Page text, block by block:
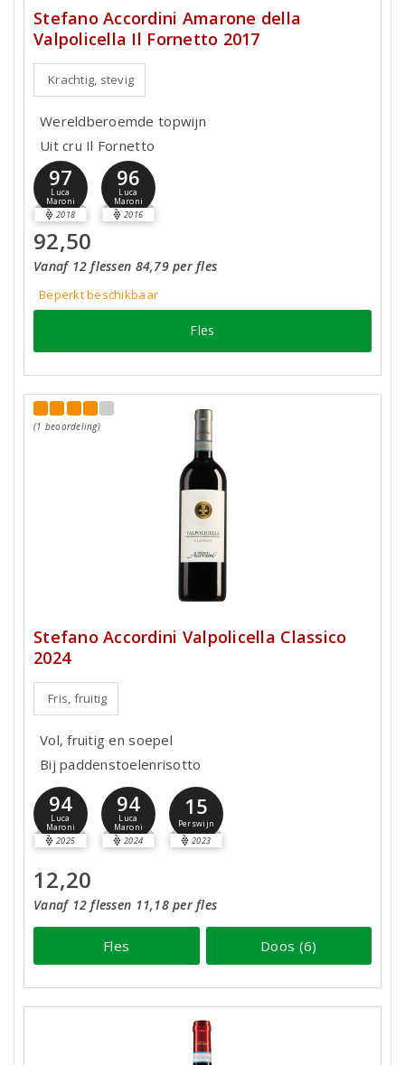
Stefano Accordini Amarone della
Valpolicella Il Fornetto 2017
Krachtig, stevig
Wereldberoemde topwijn
Uit cru Il Fornetto
97
Luca
Maroni
2018
96
Luca
Maroni
2016
92,50
Vanaf 12 flessen 84,79 per fles
Beperkt beschikbaar
Fles
(1 beoordeling)
Stefano Accordini Valpolicella Classico
2024
Fris, fruitig
Vol, fruitig en soepel
Bij paddenstoelenrisotto
94
Luca
Maroni
2025
94
Luca
Maroni
2024
15
Perswijn
2023
12,20
Vanaf 12 flessen 11,18 per fles
Fles Doos (6)